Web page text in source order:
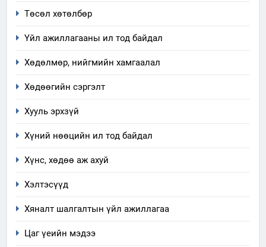
Төсөл хөтөлбөр
Үйл ажиллагааны ил тод байдал
Хөдөлмөр, нийгмийн хамгаалал
Хөдөөгийн сэргэлт
Хууль эрхзүй
Хүний нөөцийн ил тод байдал
Хүнс, хөдөө аж ахуй
Хэлтэсүүд
Хяналт шалгалтын үйл ажиллагаа
Цаг үеийн мэдээ
ИЛ ТОД БАЙДАЛ
Үйл ажиллагаандаа мөрдөж
Мэдээлэл хариуцагчийн
ашиглаж байгаа техник,